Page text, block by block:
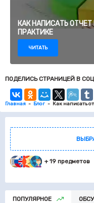
+ 19 предметов
ПОПУЛЯРНОЕ
КАК НАПИСАТЬ
ПРАКТИКЕ
ЧИТАТЬ
ПОДЕЛИСЬ СТРАНИЦЕЙ В
Главная Блог Как написать